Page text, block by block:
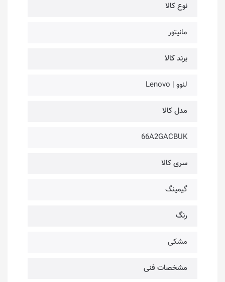
نوع کالا
مانیتور
برند کالا
لنوو | Lenovo
مدل کالا
66A2GACBUK
سری کالا
گیمینگ
رنگ
مشکی
مشخصات فنی